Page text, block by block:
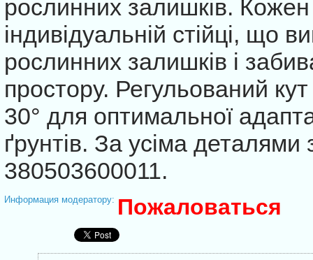
рослинних залишків.
індивідуальній стійці, що
рослинних залишків і
простору. Регульований
30° для оптимальної
ґрунтів. За усіма деталями
380503600011.
Информация модератору: Пожаловаться